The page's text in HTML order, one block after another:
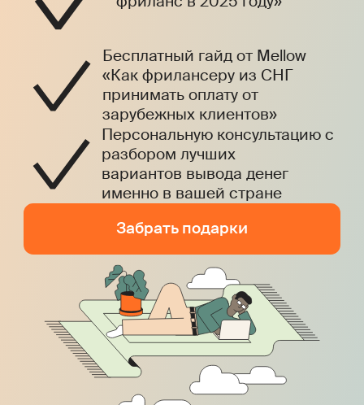
Бесплатный гайд от Mellow
«Как фрилансеру из СНГ
принимать оплату от
зарубежных клиентов»
Персональную консультацию с
разбором лучших
вариантов вывода денег
именно в вашей стране
Забрать подарки